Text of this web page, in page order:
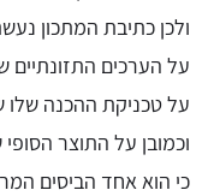
ולכן כתיבת המתכון
על הערכים התזונתיים
על טכניקת ההכנה
וכמובן על התוצר
כי הוא אחד הביסים